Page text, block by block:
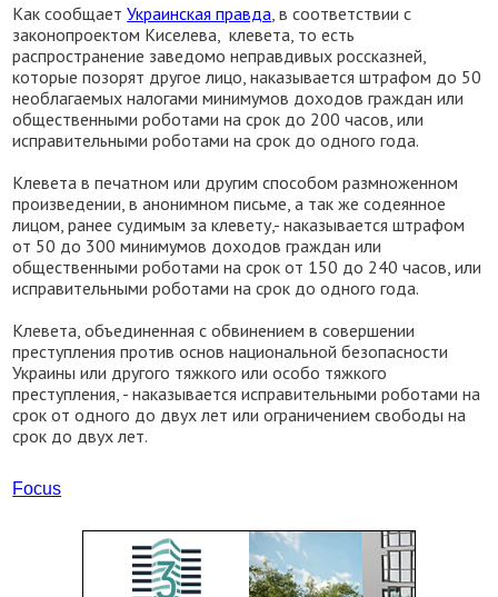
Как сообщаетУкраинская правда, в соответствии с
законопроектом Киселева, клевета, то есть
распространение заведомо неправдивых россказней,
которые позорят другое лицо, наказывается штрафом до 50
необлагаемых налогами минимумов доходов граждан или
общественными роботами на срок до 200 часов, или
исправительными роботами на срок до одного года.
Клевета в печатном или другим способом размноженном
произведении, в анонимном письме, а так же содеянное
лицом, ранее судимым за клевету,- наказывается штрафом
от 50 до 300 минимумов доходов граждан или
общественными роботами на срок от 150 до 240 часов, или
исправительными роботами на срок до одного года.
Клевета, объединенная с обвинением в совершении
преступления против основ национальной безопасности
Украины или другого тяжкого или особо тяжкого
преступления, - наказывается исправительными роботами на
срок от одного до двух лет или ограничением свободы на
срок до двух лет.
Focus